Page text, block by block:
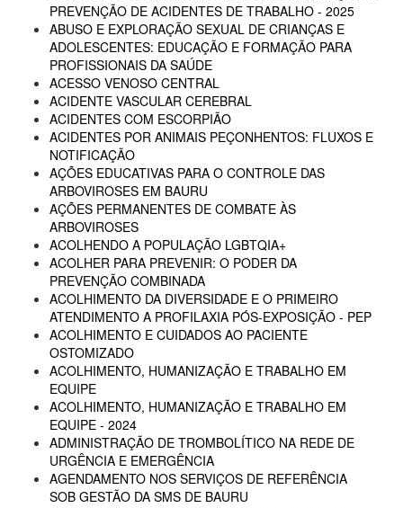
PREVENÇÃO DE ACIDENTES DE TRABALHO - 2025
ABUSO E EXPLORAÇÃO SEXUAL DE CRIANÇAS E
ADOLESCENTES: EDUCAÇÃO E FORMAÇÃO PARA
PROFISSIONAIS DA SAÚDE
ACESSO VENOSO CENTRAL
ACIDENTE VASCULAR CEREBRAL
ACIDENTES COM ESCORPIÃO
ACIDENTES POR ANIMAIS PEÇONHENTOS: FLUXOS E
NOTIFICAÇÃO
AÇÕES EDUCATIVAS PARA O CONTROLE DAS
ARBOVIROSES EM BAURU
AÇÕES PERMANENTES DE COMBATE ÀS
ARBOVIROSES
ACOLHENDO A POPULAÇÃO LGBTQIA+
ACOLHER PARA PREVENIR: O PODER DA
PREVENÇÃO COMBINADA
ACOLHIMENTO DA DIVERSIDADE E O PRIMEIRO
ATENDIMENTO A PROFILAXIA PÓS-EXPOSIÇÃO - PEP
ACOLHIMENTO E CUIDADOS AO PACIENTE
OSTOMIZADO
ACOLHIMENTO, HUMANIZAÇÃO E TRABALHO EM
EQUIPE
ACOLHIMENTO, HUMANIZAÇÃO E TRABALHO EM
EQUIPE - 2024
ADMINISTRAÇÃO DE TROMBOLÍTICO NA REDE DE
URGÊNCIA E EMERGÊNCIA
AGENDAMENTO NOS SERVIÇOS DE REFERÊNCIA
SOB GESTÃO DA SMS DE BAURU